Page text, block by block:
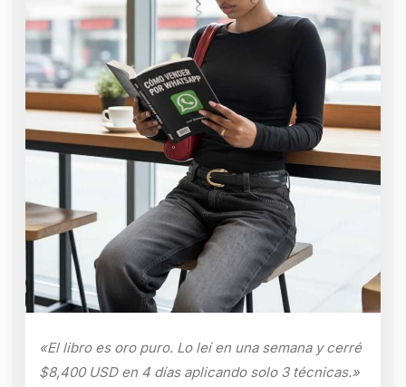
«El libro es oro puro. Lo leí en una semana y cerré
$8,400 USD en 4 días aplicando solo 3 técnicas.»